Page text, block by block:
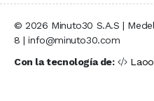
© 2026 Minuto30 S.A.S |
8 | info@minuto30.com
Con la tecnología de: